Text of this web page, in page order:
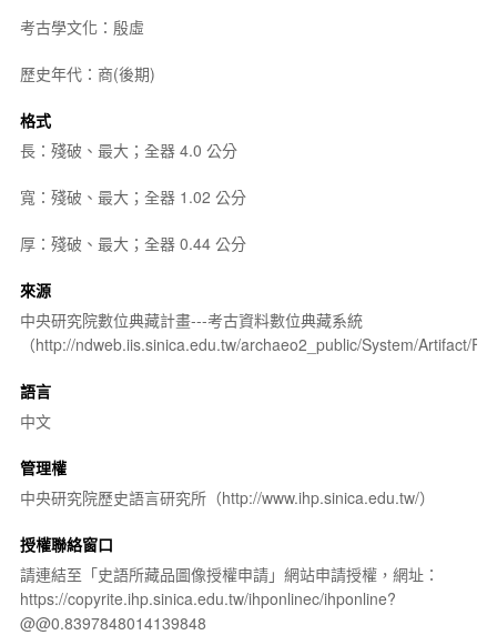
考古學文化：殷虛
歷史年代：商(後期)
格式
長：殘破、最大；全器 4.0 公分
寬：殘破、最大；全器 1.02 公分
厚：殘破、最大；全器 0.44 公分
來源
中央研究院數位典藏計畫---考古資料數位典藏系統
（http://ndweb.iis.sinica.edu.tw/archaeo2_public/System/Artifact/
語言
中文
管理權
中央研究院歷史語言研究所（http://www.ihp.sinica.edu.tw/）
授權聯絡窗口
請連結至「史語所藏品圖像授權申請」網站申請授權，網址：
https://copyrite.ihp.sinica.edu.tw/ihponlinec/ihponline?
@@0.8397848014139848